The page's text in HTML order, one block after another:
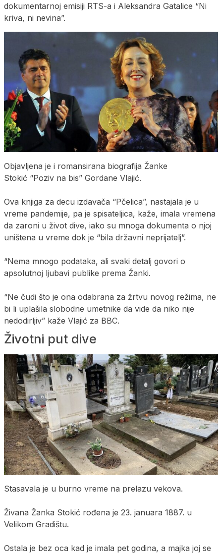
dokumentarnoj emisiji RTS-a i Aleksandra Gatalice “Ni
kriva, ni nevina”.
Objavljena je i romansirana biografija Žanke
Stokić “Poziv na bis” Gordane Vlajić.
Ova knjiga za decu izdavača “Pčelica”, nastajala je u
vreme pandemije, pa je spisateljica, kaže, imala vremena
da zaroni u život dive, iako su mnoga dokumenta o njoj
uništena u vreme dok je “bila državni neprijatelj”.
“Nema mnogo podataka, ali svaki detalj govori o
apsolutnoj ljubavi publike prema Žanki.
“Ne čudi što je ona odabrana za žrtvu novog režima, ne
bi li uplašila slobodne umetnike da vide da niko nije
nedodirljiv” kaže Vlajić za BBC.
Životni put dive
Stasavala je u burno vreme na prelazu vekova.
Živana Žanka Stokić rođena je 23. januara 1887. u
Velikom Gradištu.
Ostala je bez oca kad je imala pet godina, a majka joj se